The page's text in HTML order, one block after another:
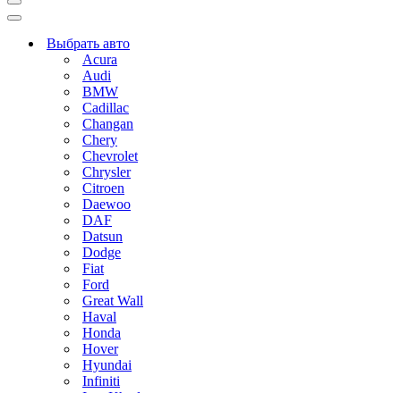
Меню
навигации
Меню
навигацииВыбрать авто
Acura
Audi
BMW
Cadillac
Changan
Chery
Chevrolet
Chrysler
Citroen
Daewoo
DAF
Datsun
Dodge
Fiat
Ford
Great Wall
Haval
Honda
Hover
Hyundai
Infiniti